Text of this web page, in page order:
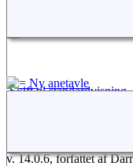
Skift til standardvisning
v. 14.0.6, forfattet af